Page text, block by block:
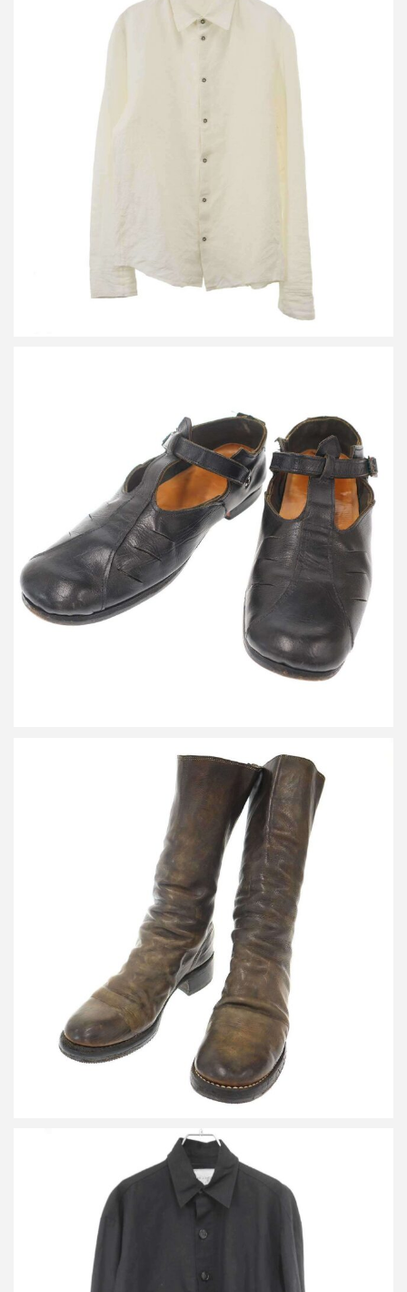
ポールハーデン フィッシャーマンサンダル
買取金額21,600円
詳しく見る
グイディ バックジップレザーロングブーツ
買取金額24,000円
詳しく見る
グレッグ ローレン BLACK LINEN COLLARED BOXY リネンシャ